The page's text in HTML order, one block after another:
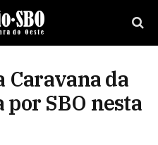
Caravana da
por SBO nesta